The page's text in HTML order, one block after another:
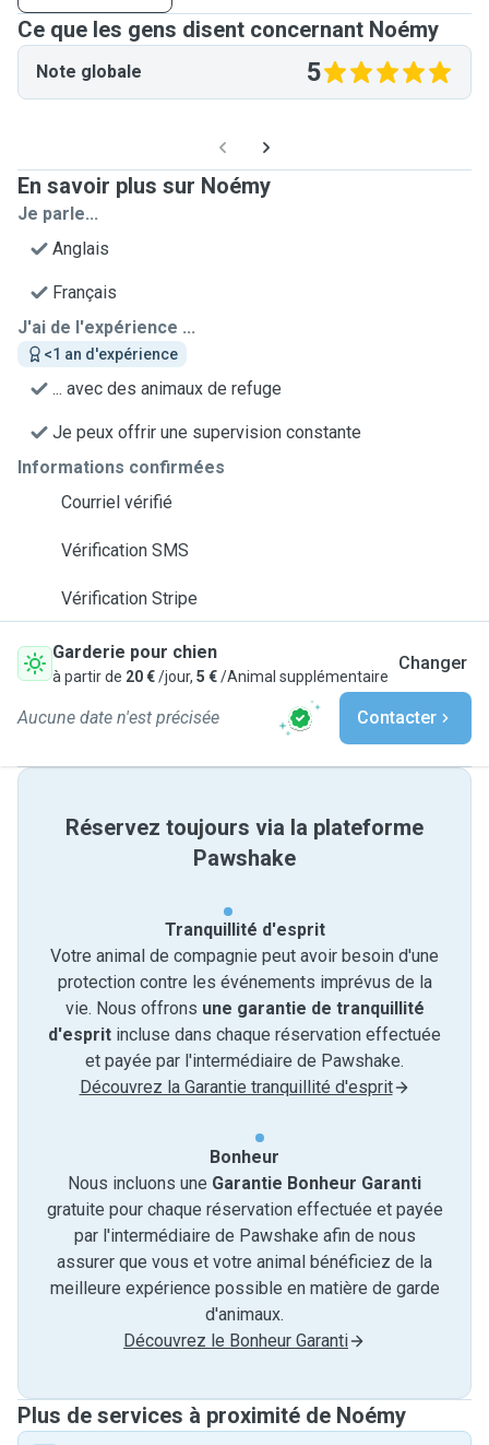
Ce que les gens disent concernant Noémy
Note globale 5
En savoir plus sur Noémy
Je parle...
Anglais
Français
J'ai de l'expérience ...
<1 an d'expérience
... avec des animaux de refuge
Je peux offrir une supervision constante
Informations confirmées
Courriel vérifié
Vérification SMS
Vérification Stripe
Garderie pour chien
à partir de 20 €/jour, 5 €/Animal supplémentaire
Changer
Aucune date n'est précisée Contacter
Réservez toujours via la plateforme
Pawshake
Tranquillité d'esprit
Votre animal de compagnie peut avoir besoin d'une
protection contre les événements imprévus de la
vie. Nous offrons une garantie de tranquillité
d'esprit incluse dans chaque réservation effectuée
et payée par l'intermédiaire de Pawshake.
Découvrez la Garantie tranquillité d'esprit
Bonheur
Nous incluons une Garantie Bonheur Garanti
gratuite pour chaque réservation effectuée et payée
par l'intermédiaire de Pawshake afin de nous
assurer que vous et votre animal bénéficiez de la
meilleure expérience possible en matière de garde
d'animaux.
Découvrez le Bonheur Garanti
Plus de services à proximité de Noémy